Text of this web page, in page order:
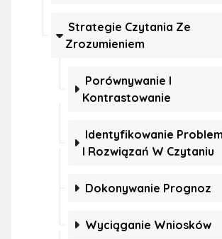
Strategie Czytania Ze
Zrozumieniem
Porównywanie I
Kontrastowanie
Identyfikowanie
I Rozwiązań W Czytaniu
Dokonywanie Prognoz
Wyciąganie Wniosków